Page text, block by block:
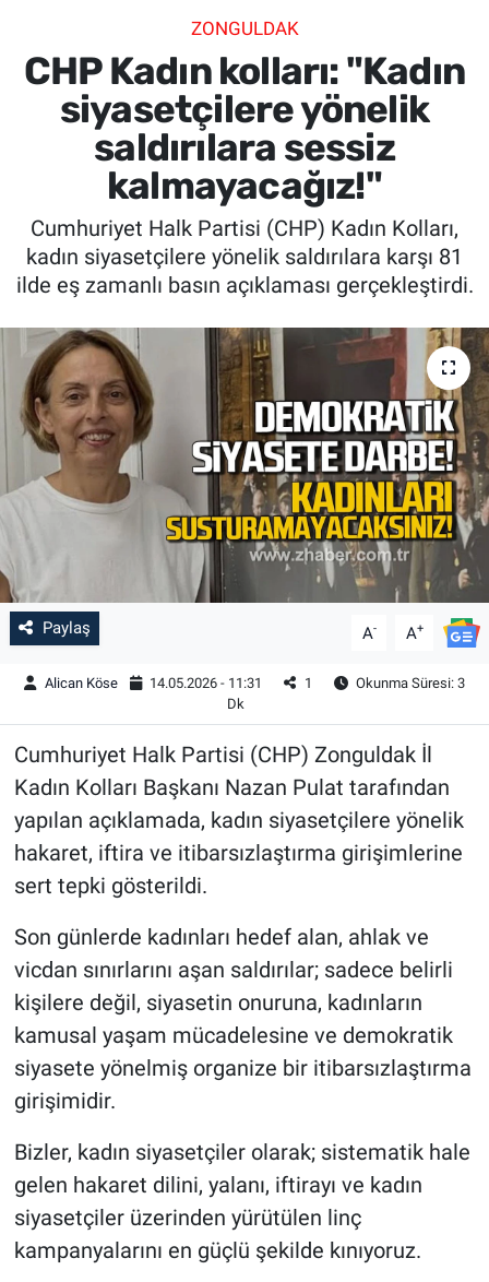
ZONGULDAK
CHP Kadın kolları: "Kadın
siyasetçilere yönelik
saldırılara sessiz
kalmayacağız!"
Cumhuriyet Halk Partisi (CHP) Kadın Kolları,
kadın siyasetçilere yönelik saldırılara karşı 81
ilde eş zamanlı basın açıklaması gerçekleştirdi.
Paylaş A- A+
Alican Köse 14.05.2026 - 11:31 1
Okunma Süresi: 3
Dk
Cumhuriyet Halk Partisi (CHP) Zonguldak İl
Kadın Kolları Başkanı Nazan Pulat tarafından
yapılan açıklamada, kadın siyasetçilere yönelik
hakaret, iftira ve itibarsızlaştırma girişimlerine
sert tepki gösterildi.
Son günlerde kadınları hedef alan, ahlak ve
vicdan sınırlarını aşan saldırılar; sadece belirli
kişilere değil, siyasetin onuruna, kadınların
kamusal yaşam mücadelesine ve demokratik
siyasete yönelmiş organize bir itibarsızlaştırma
girişimidir.
Bizler, kadın siyasetçiler olarak; sistematik hale
gelen hakaret dilini, yalanı, iftirayı ve kadın
siyasetçiler üzerinden yürütülen linç
kampanyalarını en güçlü şekilde kınıyoruz.
SPOR
SAĞLIK